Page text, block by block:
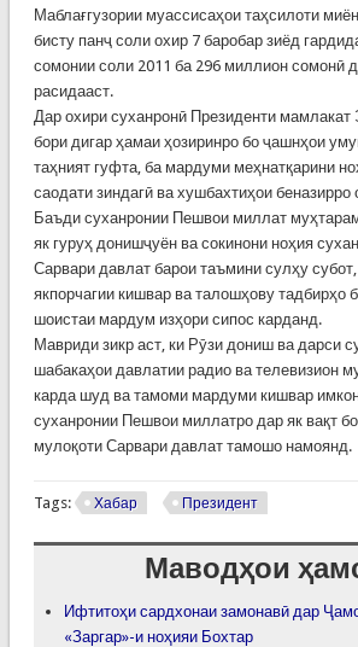
Маблағгузории муассисаҳои таҳсилоти
бисту панҷ соли охир 7 баробар зиёд
сомонии соли 2011 ба 296 миллион сомонӣ
расидааст.
Дар охири суханронӣ Президенти
бори дигар ҳамаи ҳозиринро бо ҷашнҳои
таҳният гуфта, ба мардуми меҳнатқарини
саодати зиндагӣ ва хушбахтиҳои
Баъди суханронии Пешвои миллат
як гуруҳ донишҷуён ва сокинони ноҳия
Сарвари давлат барои таъмини сулҳу
якпорчагии кишвар ва талошҳову тадбирҳо
шоистаи мардум изҳори сипос карданд.
Мавриди зикр аст, ки Рӯзи дониш ва дарси
шабакаҳои давлатии радио ва телевизион
карда шуд ва тамоми мардуми кишвар
суханронии Пешвои миллатро дар як вақт
мулоқоти Сарвари давлат тамошо намоянд.
Tags: Хабар Президент
Маводҳои
Ифтитоҳи сардхонаи замонавӣ дар
«Заргар»-и ноҳияи Бохтар